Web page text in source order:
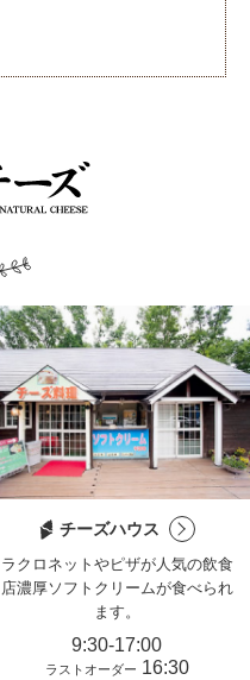
チーズハウス
ラクロネットやピザが人気の飲食
店濃厚ソフトクリームが食べられ
ます。
9:30-17:00
ラストオーダー 16:30